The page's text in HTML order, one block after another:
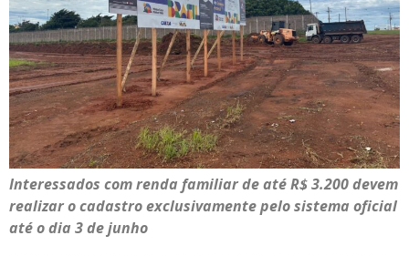
Interessados com renda familiar de até R$ 3.200 devem
realizar o cadastro exclusivamente pelo sistema oficial
até o dia 3 de junho